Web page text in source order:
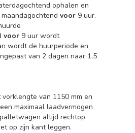
ophalen en
voor 9 uur.
voor 9 uur wordt
wordt de huurperiode en
van 2 dagen naar 1,5
van 1150 mm en
maximaal laadvermogen
altijd rechtop
op zijn kant leggen.